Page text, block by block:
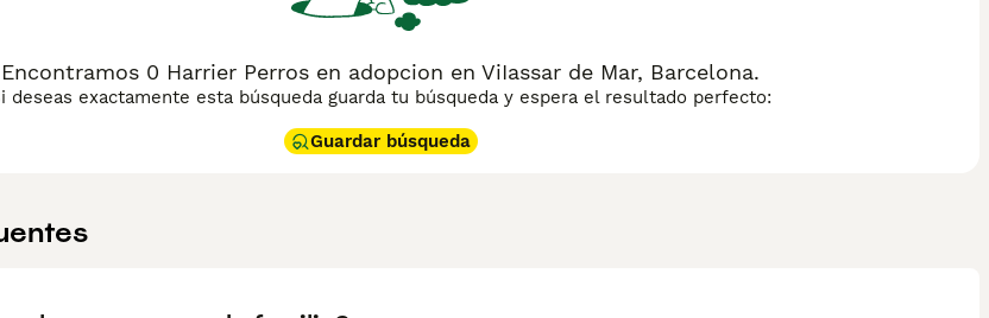
Encontramos 0 Harrier Perros en adopcion en ViIassar de Mar, Barcelona.
deseas exactamente esta búsqueda guarda tu búsqueda y espera el resultado perfecto:
Guardar búsqueda